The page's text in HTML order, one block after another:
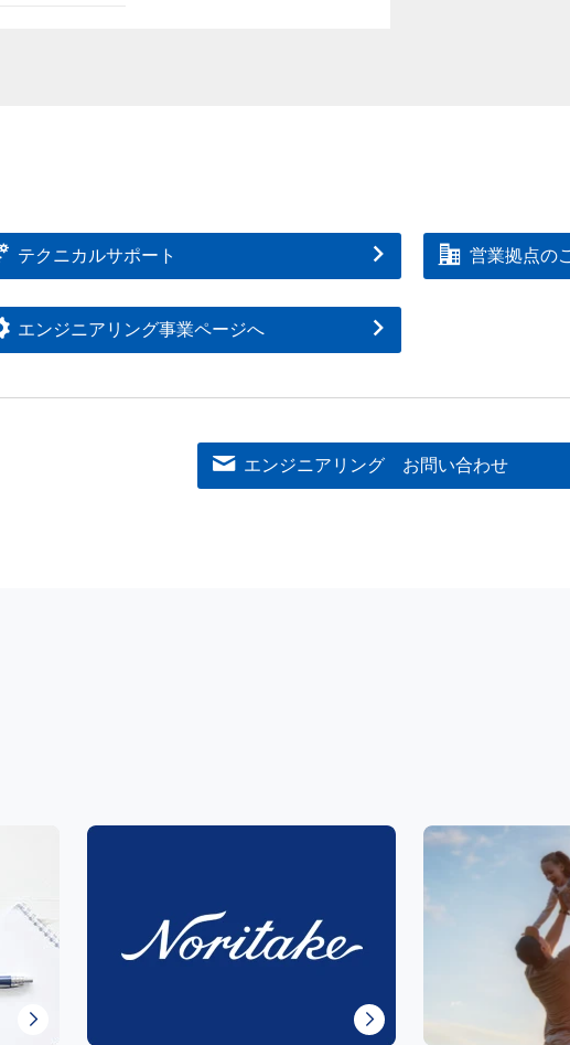
テクニカルサポート 営業拠点の
エンジニアリング事業ページへ
エンジニアリング お問い合わせ